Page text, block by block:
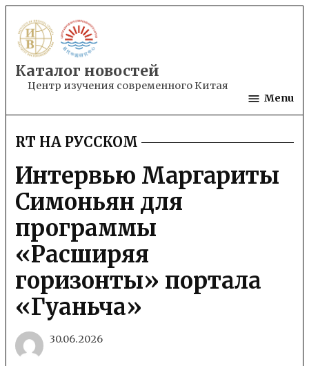
to
content
Каталог новостей
Центр изучения современного Китая
Menu
POSTED
IN
RT НА РУССКОМ
Интервью Маргариты
Симоньян для
программы
«Расширяя
горизонты» портала
«Гуаньча»
30.06.2026